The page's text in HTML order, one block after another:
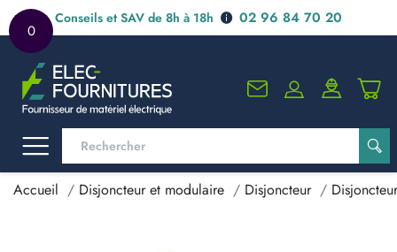
0
Conseils et SAV de 8h à 18h 02 96 84 70 20
Accueil Disjoncteur et modulaire Disjoncteur